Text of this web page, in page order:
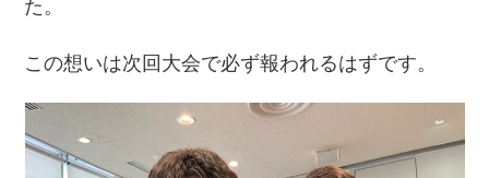
た。
この想いは次回大会で必ず報われるはずです。